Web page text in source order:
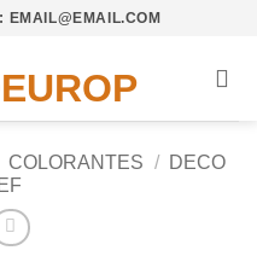
EMAIL@EMAIL.COM
COLORANTES /
DECO